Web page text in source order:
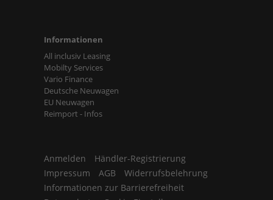
Informationen
All inclusiv Leasing
Mobilty Services
Vario Finance
Deutsche Neuwagen
EU Neuwagen
Reimport - Infos
Anmelden
Händler-Registrierung
Impressum
AGB
Widerrufsbelehrung
Informationen zur Barrierefreiheit